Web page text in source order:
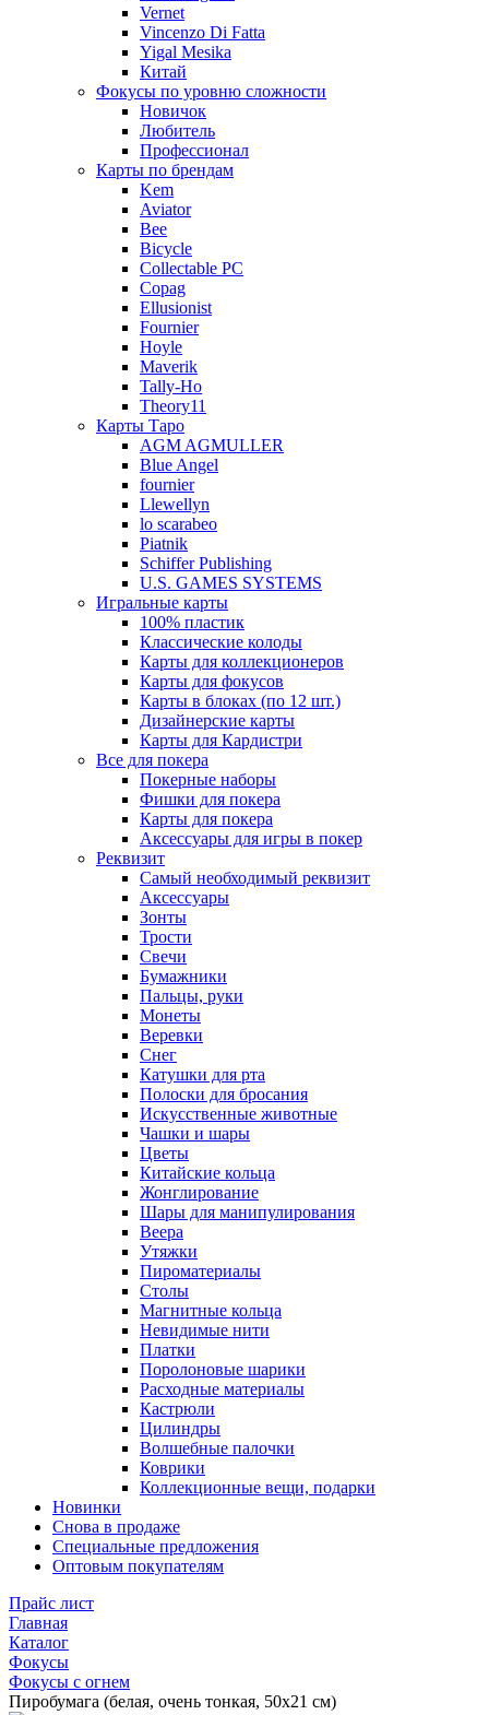
Vernet
Vincenzo Di Fatta
Yigal Mesika
Китай
Фокусы по уровню сложности
Новичок
Любитель
Профессионал
Карты по брендам
Kem
Aviator
Bee
Bicycle
Collectable PC
Copag
Ellusionist
Fournier
Hoyle
Maverik
Tally-Ho
Theory11
Карты Таро
AGM AGMULLER
Blue Angel
fournier
Llewellyn
lo scarabeo
Piatnik
Schiffer Publishing
U.S. GAMES SYSTEMS
Игральные карты
100% пластик
Классические колоды
Карты для коллекционеров
Карты для фокусов
Карты в блоках (по 12 шт.)
Дизайнерские карты
Карты для Кардистри
Все для покера
Покерные наборы
Фишки для покера
Карты для покера
Аксессуары для игры в покер
Реквизит
Самый необходимый реквизит
Аксессуары
Зонты
Трости
Свечи
Бумажники
Пальцы, руки
Монеты
Веревки
Снег
Катушки для рта
Полоски для бросания
Искусственные животные
Чашки и шары
Цветы
Китайские кольца
Жонглирование
Шары для манипулирования
Веера
Утяжки
Пироматериалы
Столы
Магнитные кольца
Невидимые нити
Платки
Поролоновые шарики
Расходные материалы
Кастрюли
Цилиндры
Волшебные палочки
Коврики
Коллекционные вещи, подарки
Новинки
Снова в продаже
Специальные предложения
Оптовым покупателям
Прайс лист
Главная
Каталог
Фокусы
Фокусы с огнем
Пиробумага (белая, очень тонкая, 50х21 см)